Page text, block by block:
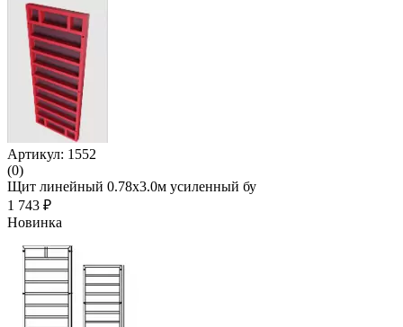
Артикул: 1552
(0)
Щит линейный 0.78х3.0м усиленный бу
1 743 ₽
Новинка